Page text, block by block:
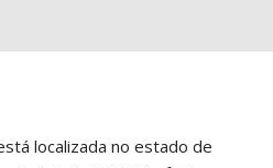
localizada no estado de